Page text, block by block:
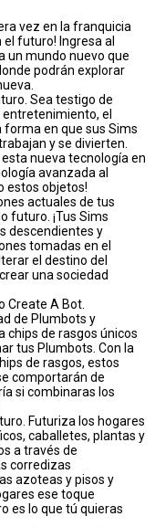
vez en la franquicia
el futuro! Ingresa al
un mundo nuevo que
podrán explorar
Sea testigo de
entretenimiento, el
en que sus Sims
y se divierten.
nueva tecnología en
avanzada al
estos objetos!
actuales de tus
futuro. ¡Tus Sims
descendientes y
tomadas en el
el destino del
una sociedad
Create A Bot.
de Plumbots y
chips de rasgos únicos
tus Plumbots. Con la
de rasgos, estos
comportarán de
si combinaras los
Futuriza los hogares
caballetes, plantas y
a través de
corredizas
azoteas y pisos y
ese toque
es lo que tú quieras